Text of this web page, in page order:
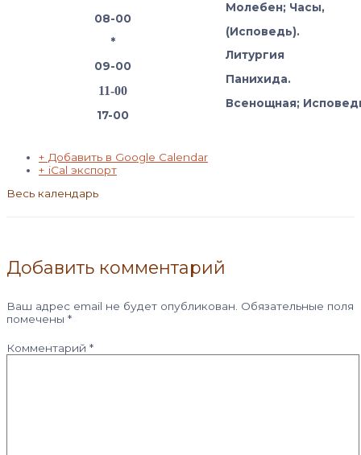
08-00
*
09-00
11-00
17-00
Молебен; Часы,
(Исповедь).
Литургия
Панихида.
Всенощная;
+ Добавить в Google Calendar
+ iCal экспорт
Весь календарь
Добавить комментарий
Ваш адрес email не будет опубликован. Обязательные поля
помечены *
Комментарий *